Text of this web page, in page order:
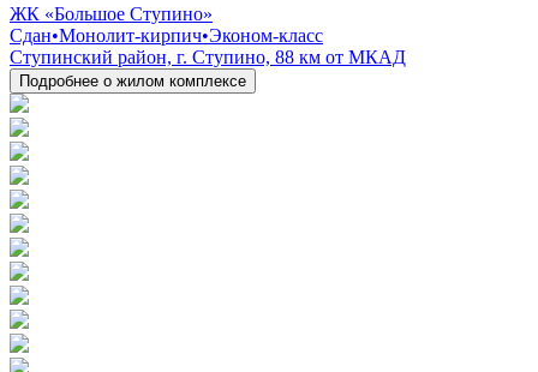
ЖК «Большое Ступино»
Сдан•Монолит-кирпич•Эконом-класс
Ступинский район, г. Ступино, 88 км от МКАД
Подробнее о жилом комплексе